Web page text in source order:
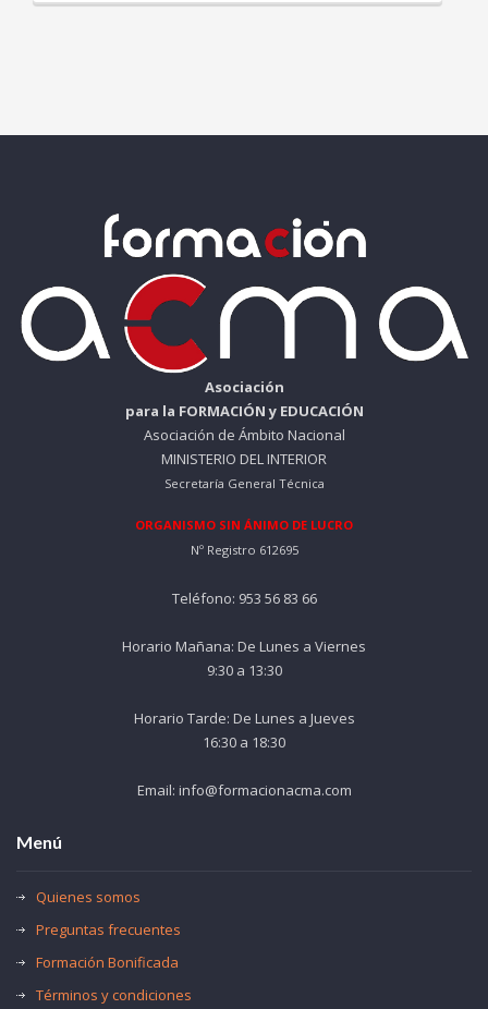
Asociación
para la FORMACIÓN y EDUCACIÓN
Asociación de Ámbito Nacional
MINISTERIO DEL INTERIOR
Secretaría General Técnica
ORGANISMO SIN ÁNIMO DE LUCRO
Nº Registro 612695
Teléfono: 953 56 83 66
Horario Mañana: De Lunes a Viernes
9:30 a 13:30
Horario Tarde: De Lunes a Jueves
16:30 a 18:30
Email: info@formacionacma.com
Menú
Quienes somos
Preguntas frecuentes
Formación Bonificada
Términos y condiciones